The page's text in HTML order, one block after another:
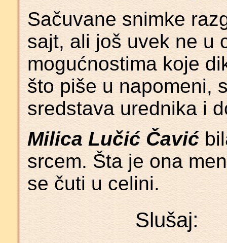
Sačuvane snimke
sajt, ali još uvek ne u
mogućnostima koje
što piše u napomeni,
sredstava urednika i
Milica Lučić Čavić
srcem. Šta je ona
se čuti u celini.
Slušaj: